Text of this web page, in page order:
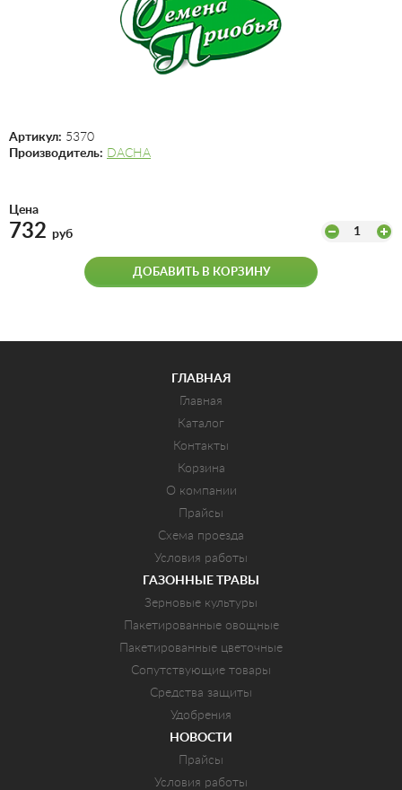
Артикул: 5370
Производитель: DACHA
Цена
732 руб 1
ДОБАВИТЬ В КОРЗИНУ
ГЛАВНАЯ
Главная
Каталог
Контакты
Корзина
О компании
Прайсы
Схема проезда
Условия работы
ГАЗОННЫЕ ТРАВЫ
Зерновые культуры
Пакетированные овощные
Пакетированные цветочные
Сопутствующие товары
Средства защиты
Удобрения
НОВОСТИ
Прайсы
Условия работы